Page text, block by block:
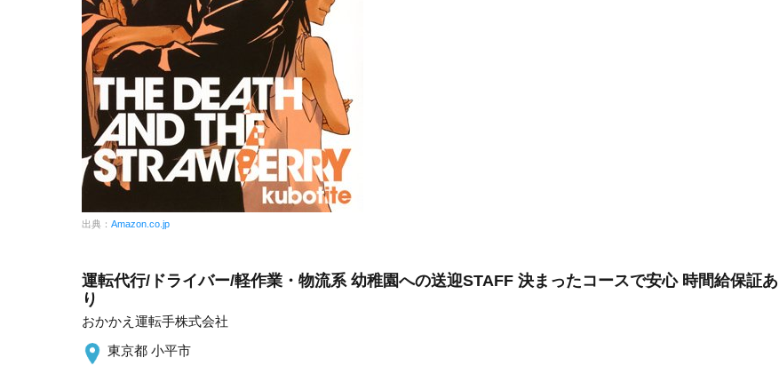
出典： Amazon.co.jp
運転代行/ドライバー/軽作業・物流系 幼稚園への送迎STAFF 決まったコースで安心 時間給保証あ
り
おかかえ運転手株式会社
東京都 小平市